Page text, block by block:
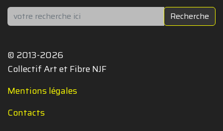
Rechercher Recherche
© 2013-2026
Collectif Art et Fibre NJF
Mentions légales
Contacts